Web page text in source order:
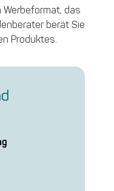
das
berät Sie
Produktes.